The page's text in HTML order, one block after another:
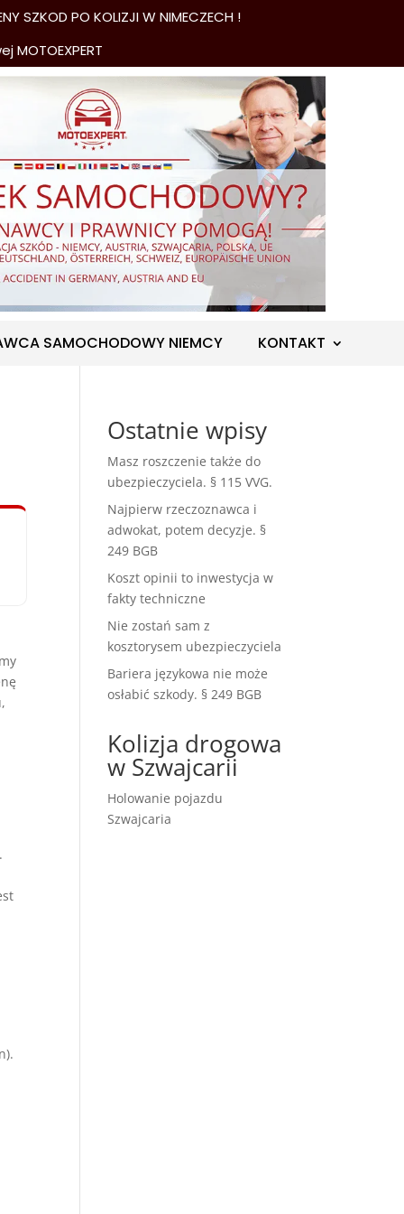
PO KOLIZJI W NIMECZECH !
SAMOCHODOWY NIEMCY KONTAKT
Ostatnie wpisy
Masz roszczenie także do
ubezpieczyciela. § 115 VVG.
Najpierw rzeczoznawca i
adwokat, potem decyzje. §
249 BGB
Koszt opinii to inwestycja w
fakty techniczne
Nie zostań sam z
kosztorysem ubezpieczyciela
Bariera językowa nie może
osłabić szkody. § 249 BGB
Kolizja drogowa
w Szwajcarii
Holowanie pojazdu
Szwajcaria